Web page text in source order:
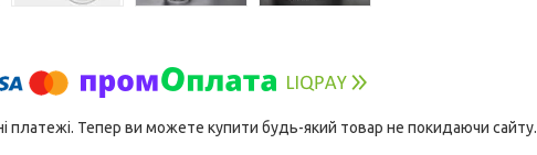
платежі. Тепер ви можете купити будь-який товар не покидаючи сайту.